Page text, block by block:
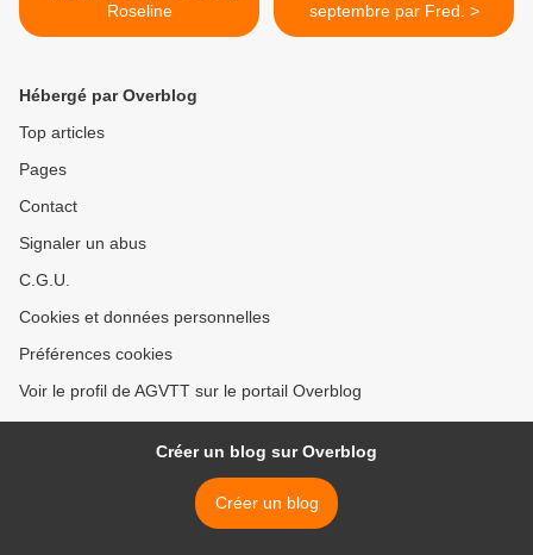
Roseline
septembre par Fred. >
Hébergé par Overblog
Top articles
Pages
Contact
Signaler un abus
C.G.U.
Cookies et données personnelles
Préférences cookies
Voir le profil de AGVTT sur le portail Overblog
Créer un blog sur Overblog
Créer un blog